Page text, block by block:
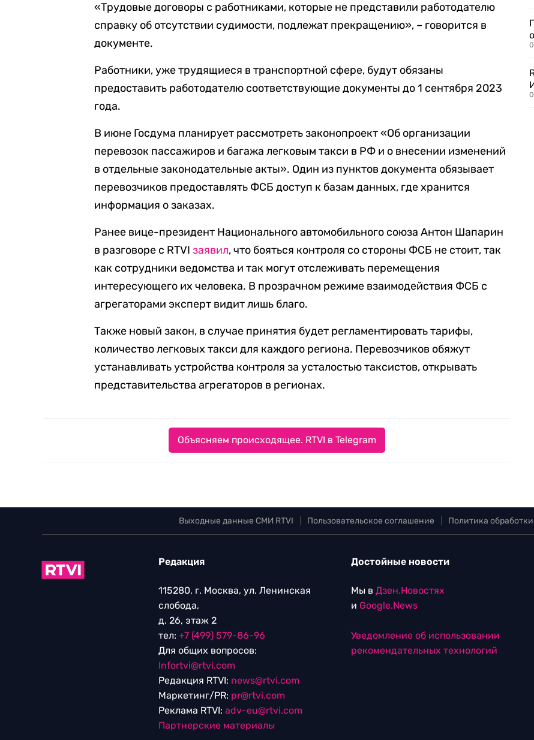
«Трудовые договоры с работниками, которые не представили работодателю
справку об отсутствии судимости, подлежат прекращению», – говорится в
документе.
Работники, уже трудящиеся в транспортной сфере, будут обязаны
предоставить работодателю соответствующие документы до 1 сентября 2023
года.
В июне Госдума планирует рассмотреть законопроект «Об организации
перевозок пассажиров и багажа легковым такси в РФ и о внесении изменений
в отдельные законодательные акты». Один из пунктов документа обязывает
перевозчиков предоставлять ФСБ доступ к базам данных, где хранится
информация о заказах.
Ранее вице-президент Национального автомобильного союза Антон Шапарин
в разговоре с RTVIзаявил, что бояться контроля со стороны ФСБ не стоит, так
как сотрудники ведомства и так могут отслеживать перемещения
интересующего их человека. В прозрачном режиме взаимодействия ФСБ с
агрегаторами эксперт видит лишь благо.
Также новый закон, в случае принятия будет регламентировать тарифы,
количество легковых такси для каждого региона. Перевозчиков обяжут
устанавливать устройства контроля за усталостью таксистов, открывать
представительства агрегаторов в регионах.
Объясняем происходящее. RTVI в Telegram
Выходные данные СМИ RTVI Пользовательское соглашение Политика
Редакция
115280, г. Москва, ул. Ленинская
слобода,
д. 26, этаж 2
тел: +7 (499) 579-86-96
Для общих вопросов:
Infortvi@rtvi.com
Редакция RTVI: news@rtvi.com
Маркетинг/PR: pr@rtvi.com
Реклама RTVI: adv-eu@rtvi.com
Партнерские материалы
Достойные новости
Мы в Дзен.Новостях
и Google.News
Уведомление об использовании
рекомендательных технологий